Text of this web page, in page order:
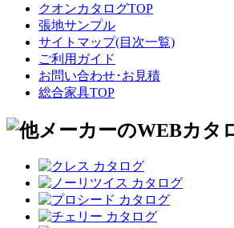
クオンカタログTOP
張地サンプル
サイトマップ(目次一覧)
ご利用ガイド
お問い合わせ･お見積
総合家具TOP